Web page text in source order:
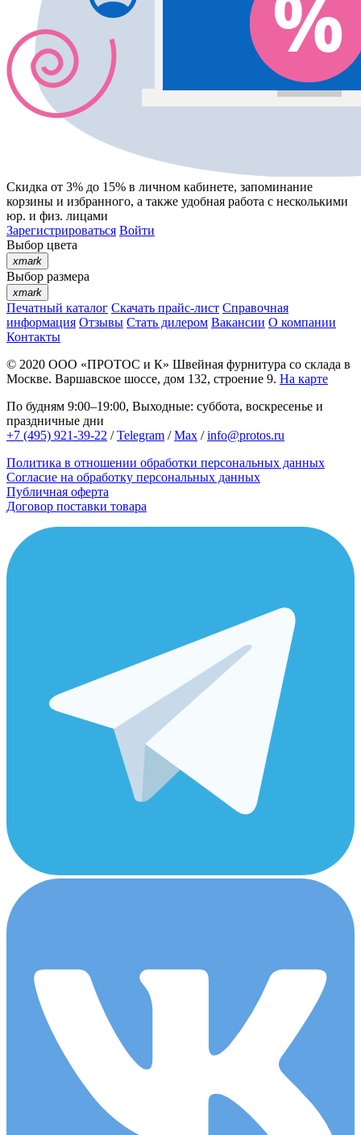
Скидка от 3% до 15% в личном кабинете, запоминание
корзины и избранного, а также удобная работа с несколькими
юр. и физ. лицами
Зарегистрироваться Войти
Выбор цвета
xmark
Выбор размера
xmark
Печатный каталог Скачать прайс-лист Справочная
информация Отзывы Стать дилером Вакансии О компании
Контакты
© 2020 ООО «ПРОТОС и К» Швейная фурнитура со склада в
Москве. Варшавское шоссе, дом 132, строение 9. На карте
По будням 9:00–19:00, Выходные: суббота, воскресенье и
праздничные дни
+7 (495) 921-39-22 /Telegram /Max /info@protos.ru
Политика в отношении обработки персональных данных
Согласие на обработку персональных данных
Публичная оферта
Договор поставки товара